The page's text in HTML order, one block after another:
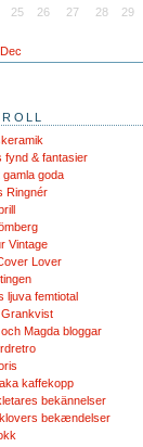
25 26 27 28 29
fynd & fantasier
gamla goda
Ringnér
Vintage
Lover
ljuva femtiotal
Magda bloggar
kaffekopp
bekännelser
bekændelser